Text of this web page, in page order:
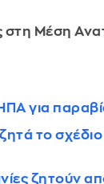
στη Μέση
για
το
ζητούν